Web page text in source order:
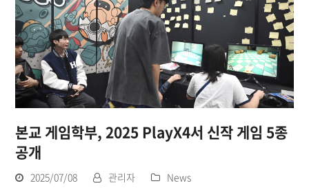
본교 게임학부, 2025 PlayX4서 신작 게임 5종
공개
2025/07/08 관리자 News